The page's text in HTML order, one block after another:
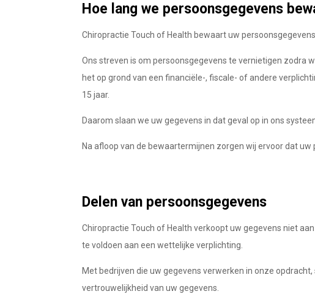
Hoe lang we persoonsgegevens
Chiropractie Touch of Health bewaart uw
Ons streven is om persoonsgegevens te vernietigen zodra
het op grond van een financiële-, fiscale- of andere
15 jaar.
Daarom slaan we uw gegevens in dat geval op in ons
Na afloop van de bewaartermijnen zorgen wij ervoor dat
Delen van persoonsgegevens
Chiropractie Touch of Health verkoopt uw gegevens niet
te voldoen aan een wettelijke verplichting.
Met bedrijven die uw gegevens verwerken in onze
vertrouwelijkheid van uw gegevens.